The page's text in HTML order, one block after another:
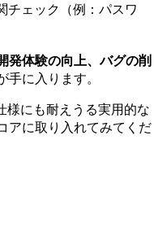
チェック（例：パスワ
発体験の向上、バグの削
手に入ります。
様にも耐えうる実用的な
アに取り入れてみてくだ